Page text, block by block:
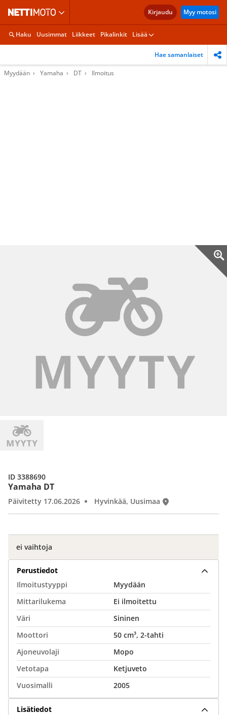
Kirjaudu Myy motosi
Haku Uusimmat Liikkeet Pikalinkit Lisää
Hae samanlaiset
Myydään Yamaha DT Ilmoitus
Yamaha DT
Päivitetty 17.06.2026 Hyvinkää, Uusimaa
ID 3388690
ei vaihtoja
Perustiedot
Ilmoitustyyppi
Myydään
Mittarilukema
Ei ilmoitettu
Väri
Sininen
Moottori
50 cm³, 2-tahti
Ajoneuvolaji
Mopo
Vetotapa
Ketjuveto
Vuosimalli
2005
Lisätiedot